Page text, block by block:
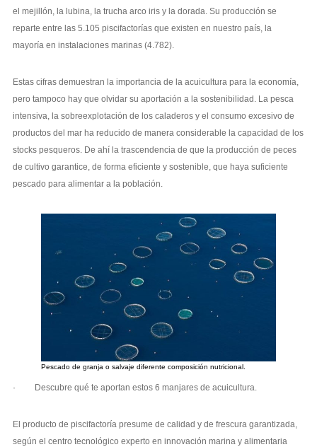
el mejillón, la lubina, la trucha arco iris y la dorada. Su producción se
reparte entre las 5.105 piscifactorías que existen en nuestro país, la
mayoría en instalaciones marinas (4.782).
Estas cifras demuestran la importancia de la acuicultura para la economía,
pero tampoco hay que olvidar su aportación a la sostenibilidad. La pesca
intensiva, la sobreexplotación de los caladeros y el consumo excesivo de
productos del mar ha reducido de manera considerable la capacidad de los
stocks pesqueros. De ahí la trascendencia de que la producción de peces
de cultivo garantice, de forma eficiente y sostenible, que haya suficiente
pescado para alimentar a la población.
Pescado de granja o salvaje diferente composición nutricional.
· Descubre qué te aportan estos 6 manjares de acuicultura.
El producto de piscifactoría presume de calidad y de frescura garantizada,
según el centro tecnológico experto en innovación marina y alimentaria